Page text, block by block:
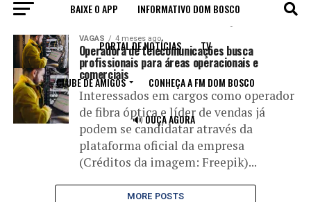
BAIXE O APP INFORMATIVO DOM BOSCO
PORTAL DE NOTÍCIAS TV
CLUBE DE AMIGOS CONHEÇA A FM DOM BOSCO
🔊 OUÇA AGORA
All posts tagged "telecomunicações"
VAGAS 4 meses ago
Operadora de telecomunicações busca
profissionais para áreas operacionais e
comerciais
Interessados em cargos como operador
de fibra óptica e líder de vendas já
podem se candidatar através da
plataforma oficial da empresa
(Créditos da imagem: Freepik)...
MORE POSTS